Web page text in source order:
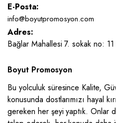
E-Posta:
info@boyutpromosyon.com
Adres:
Bağlar Mahallesi 7. sokak no:
Boyut Promosyon
Bu yolculuk süresince Kalite,
konusunda dostlarımızı hayal
gereken her şeyi yaptık. Onlar